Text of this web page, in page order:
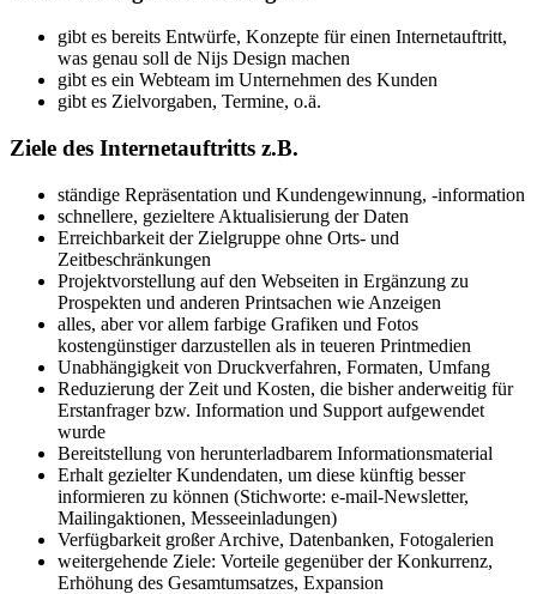
gibt es bereits Entwürfe, Konzepte für einen Internetauftritt,
was genau soll de Nijs Design machen
gibt es ein Webteam im Unternehmen des Kunden
gibt es Zielvorgaben, Termine, o.ä.
Ziele des Internetauftritts z.B.
ständige Repräsentation und Kundengewinnung, -information
schnellere, gezieltere Aktualisierung der Daten
Erreichbarkeit der Zielgruppe ohne Orts- und
Zeitbeschränkungen
Projektvorstellung auf den Webseiten in Ergänzung zu
Prospekten und anderen Printsachen wie Anzeigen
alles, aber vor allem farbige Grafiken und Fotos
kostengünstiger darzustellen als in teueren Printmedien
Unabhängigkeit von Druckverfahren, Formaten, Umfang
Reduzierung der Zeit und Kosten, die bisher anderweitig für
Erstanfrager bzw. Information und Support aufgewendet
wurde
Bereitstellung von herunterladbarem Informationsmaterial
Erhalt gezielter Kundendaten, um diese künftig besser
informieren zu können (Stichworte: e-mail-Newsletter,
Mailingaktionen, Messeeinladungen)
Verfügbarkeit großer Archive, Datenbanken, Fotogalerien
weitergehende Ziele: Vorteile gegenüber der Konkurrenz,
Erhöhung des Gesamtumsatzes, Expansion